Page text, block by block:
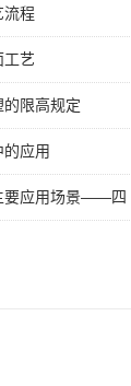
流程
工艺
限高规定
应用
要应用场景——四